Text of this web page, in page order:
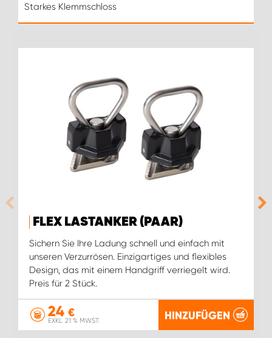
Starkes Klemmschloss
FLEX LASTANKER (PAAR)
Sichern Sie Ihre Ladung schnell und einfach mit
unseren Verzurrösen. Einzigartiges und flexibles
Design, das mit einem Handgriff verriegelt wird.
Preis für 2 Stück.
24 €
EXKL. 21 % MWST. HINZUFÜGEN